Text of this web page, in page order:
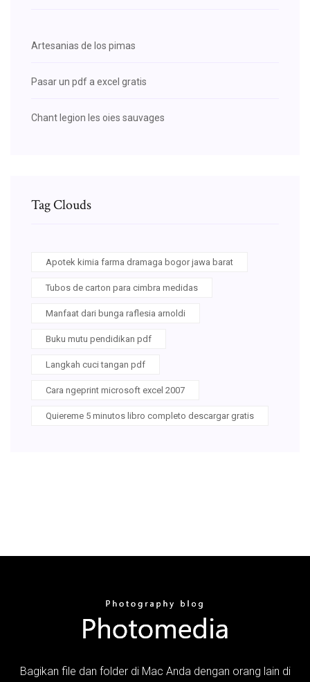
Artesanias de los pimas
Pasar un pdf a excel gratis
Chant legion les oies sauvages
Tag Clouds
Apotek kimia farma dramaga bogor jawa barat
Tubos de carton para cimbra medidas
Manfaat dari bunga raflesia arnoldi
Buku mutu pendidikan pdf
Langkah cuci tangan pdf
Cara ngeprint microsoft excel 2007
Quiereme 5 minutos libro completo descargar gratis
Bagikan file dan folder di Mac Anda dengan orang lain di